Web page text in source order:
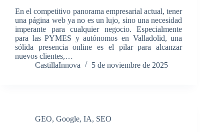
En el competitivo panorama empresarial actual, tener
una página web ya no es un lujo, sino una necesidad
imperante para cualquier negocio. Especialmente
para las PYMES y autónomos en Valladolid, una
sólida presencia online es el pilar para alcanzar
nuevos clientes,…
CastillaInnova
5 de noviembre de 2025
GEO, Google, IA, SEO